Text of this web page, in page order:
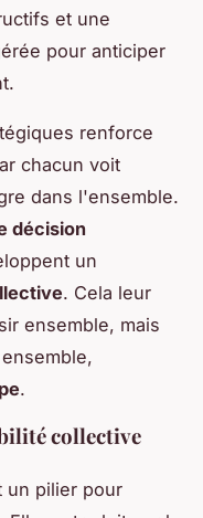
et une
pour anticiper
renforce
chacun voit
dans l'ensemble.
décision
un
. Cela leur
ensemble, mais
.
collective
un pilier pour